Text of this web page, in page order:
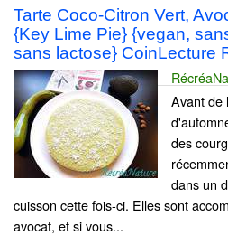
Tarte Coco-Citron Vert,
{Key Lime Pie} {vegan,
sans lactose} CoinLecture
Avant de
des
dans un
cuisson cette fois-ci. Elles sont
avocat, et si vous...